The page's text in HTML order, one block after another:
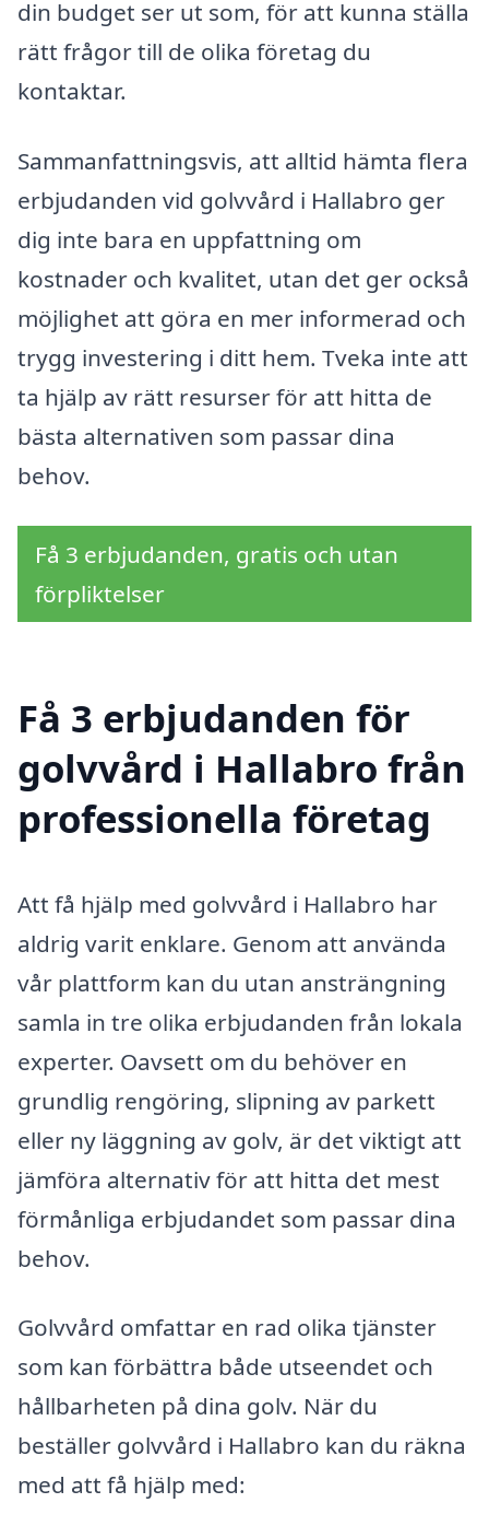
din budget ser ut som, för att kunna ställa
rätt frågor till de olika företag du
kontaktar.
Sammanfattningsvis, att alltid hämta flera
erbjudanden vid golvvård i Hallabro ger
dig inte bara en uppfattning om
kostnader och kvalitet, utan det ger också
möjlighet att göra en mer informerad och
trygg investering i ditt hem. Tveka inte att
ta hjälp av rätt resurser för att hitta de
bästa alternativen som passar dina
behov.
Få 3 erbjudanden, gratis och utan
förpliktelser
Få 3 erbjudanden för
golvvård i Hallabro från
professionella företag
Att få hjälp med golvvård i Hallabro har
aldrig varit enklare. Genom att använda
vår plattform kan du utan ansträngning
samla in tre olika erbjudanden från lokala
experter. Oavsett om du behöver en
grundlig rengöring, slipning av parkett
eller ny läggning av golv, är det viktigt att
jämföra alternativ för att hitta det mest
förmånliga erbjudandet som passar dina
behov.
Golvvård omfattar en rad olika tjänster
som kan förbättra både utseendet och
hållbarheten på dina golv. När du
beställer golvvård i Hallabro kan du räkna
med att få hjälp med: